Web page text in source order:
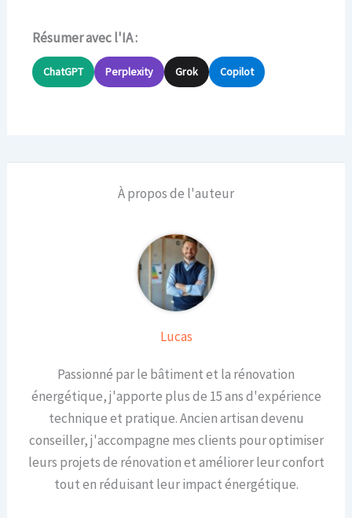
Résumer avec l'IA :
ChatGPT Perplexity Grok Copilot
À propos de l'auteur
Lucas
Passionné par le bâtiment et la rénovation
énergétique, j'apporte plus de 15 ans d'expérience
technique et pratique. Ancien artisan devenu
conseiller, j'accompagne mes clients pour optimiser
leurs projets de rénovation et améliorer leur confort
tout en réduisant leur impact énergétique.